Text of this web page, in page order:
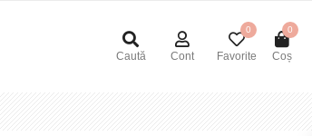
Caută Cont Favorite
0
Coș
0